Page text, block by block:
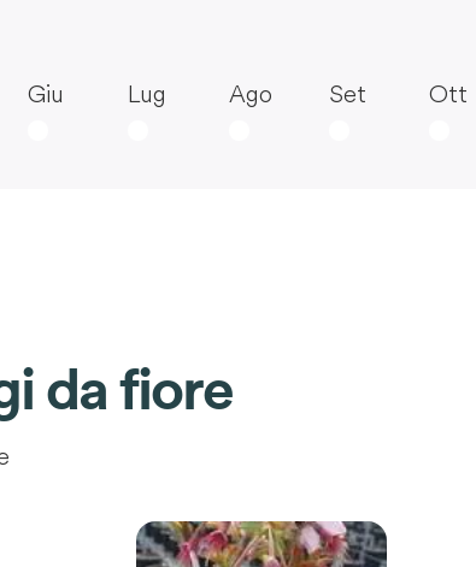
Giu Lug Ago Set Ott
da fiore